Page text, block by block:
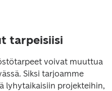
tarpeisiisi
voivat muuttua
Siksi tarjoamme
lyhytaikaisiin projekteihin,